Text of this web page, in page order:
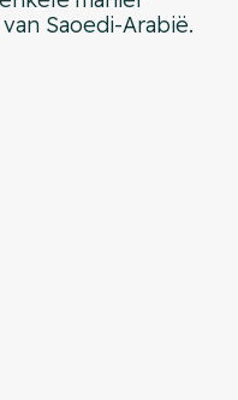
Saoedi-Arabië.